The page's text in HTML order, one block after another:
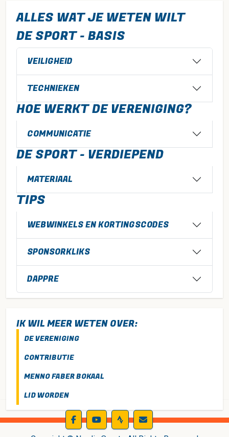
ALLES WAT JE WETEN WILT
DE SPORT - BASIS
VEILIGHEID
TECHNIEKEN
HOE WERKT DE VERENIGING?
COMMUNICATIE
DE SPORT - VERDIEPEND
MATERIAAL
TIPS
WEBWINKELS EN KORTINGSCODES
SPONSORKLIKS
DAPPRE
IK WIL MEER WETEN OVER:
DE VERENIGING
CONTRIBUTIE
MENNO FABER BOKAAL
LID WORDEN